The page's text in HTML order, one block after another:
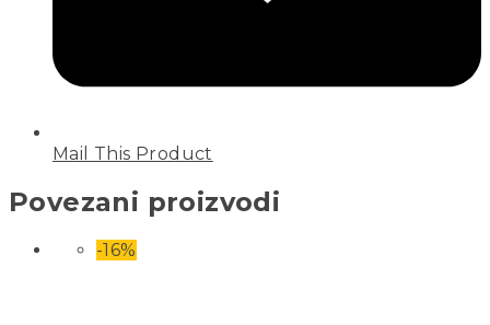
Mail This Product
Povezani proizvodi
-16%